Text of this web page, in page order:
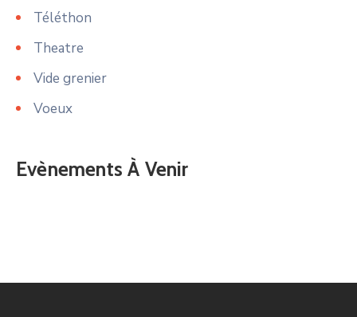
Téléthon
Theatre
Vide grenier
Voeux
Evènements À Venir